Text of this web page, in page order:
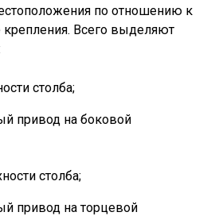
по отношению к
Всего выделяют
столба;
привод на боковой
столба;
привод на торцевой